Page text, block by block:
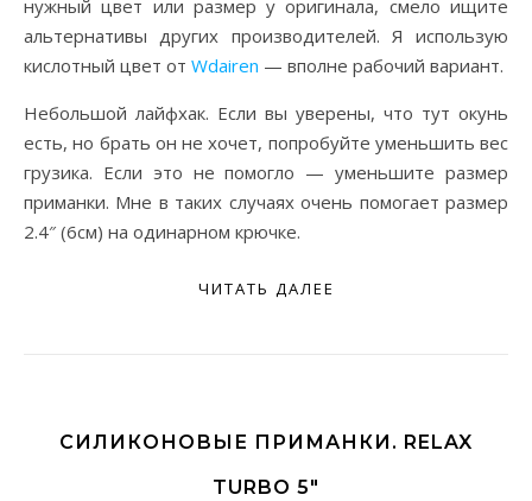
нужный цвет или размер у оригинала, смело ищите
альтернативы других производителей. Я использую
кислотный цвет от Wdairen — вполне рабочий вариант.
Небольшой лайфхак. Если вы уверены, что тут окунь
есть, но брать он не хочет, попробуйте уменьшить вес
грузика. Если это не помогло — уменьшите размер
приманки. Мне в таких случаях очень помогает размер
2.4″ (6см) на одинарном крючке.
ЧИТАТЬ ДАЛЕЕ
СИЛИКОНОВЫЕ ПРИМАНКИ. RELAX
TURBO 5″